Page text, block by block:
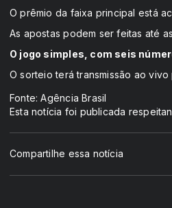
O prêmio da faixa principal está
As apostas podem ser feitas até
O jogo simples, com seis
O sorteio terá transmissão ao
Fonte: Agência Brasil
Esta notícia foi publicada
Compartilhe essa notícia